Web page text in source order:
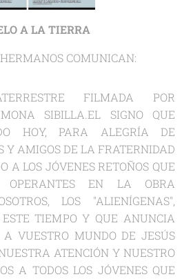
A LA TIERRA
COMUNICAN:
FILMADA POR
SIBILLA.EL SIGNO QUE
HOY, PARA ALEGRÍA DE
Y AMIGOS DE LA FRATERNIDAD
A LOS JÓVENES RETOÑOS QUE
OPERANTES EN LA OBRA
LOS "ALIENÍGENAS",
TIEMPO Y QUE ANUNCIA
VUESTRO MUNDO DE JESÚS
ATENCIÓN Y NUESTRO
A TODOS LOS JÓVENES QUE